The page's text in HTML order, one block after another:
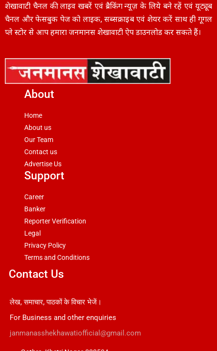
शेखावाटी चैनल की लाइव खबरें एवं ब्रैकिंग न्यूज़ के लिये बने रहें एवं यूट्यूब
चैनल और फेसबुक पेज को लाइक, सब्सक्राइब एवं शेयर करें साथ ही गूगल
प्ले स्टोर से आप हमारा जनमानस शेखावाटी ऐप डाउनलोड कर सकते हैं।
About
Home
About us
Our Team
Contact us
Advertise Us
Support
Career
Banker
Reporter Verification
Legal
Privacy Policy
Terms and Conditions
Contact Us
लेख, समाचार, पाठकों के विचार भेजें।
For Business and other enquiries
janmanasshekhawatiofficial@gmail.com